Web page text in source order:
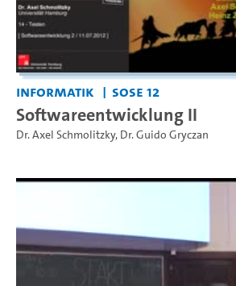
Informatik SoSe 12
Softwareentwicklung II
Dr. Axel Schmolitzky, Dr. Guido Gryczan